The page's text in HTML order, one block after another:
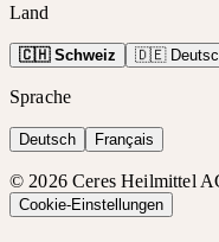
Land
🇨🇭 Schweiz 🇩🇪
Sprache
Deutsch Français
© 2026 Ceres Heilmittel
Cookie-Einstellungen